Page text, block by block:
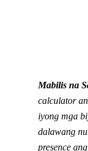
Mabilis na
calculator
iyong mga
dalawang
presence